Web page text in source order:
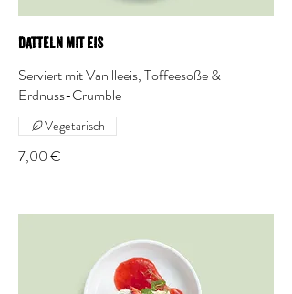
Datteln mit Eis
Serviert mit Vanilleeis, Toffeesoße &
Erdnuss-Crumble
7,00 €
Vegetarisch